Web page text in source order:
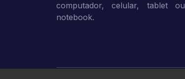
computador, celular, tablet ou
notebook.